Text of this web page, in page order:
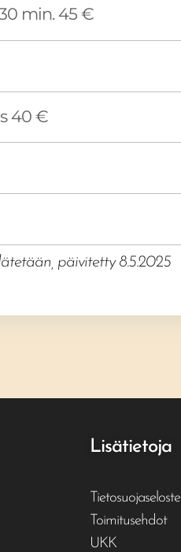
min. 45 €
40 €
päivitetty 8.5.2025
Lisätietoja
Tietosuojaseloste
Toimitusehdot
UKK